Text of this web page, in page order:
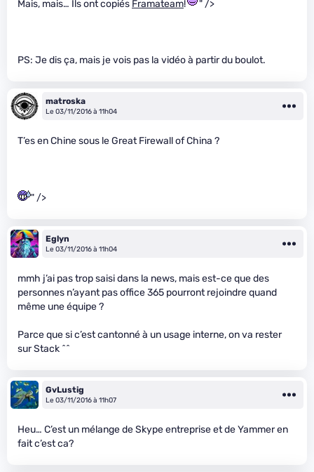
Mais, mais… Ils ont copiés Framateam! " />
PS: Je dis ça, mais je vois pas la vidéo à partir du boulot.
matroska
Le 03/11/2016 à 11h04
T’es en Chine sous le Great Firewall of China ?
" />
Eglyn
Le 03/11/2016 à 11h04
mmh j’ai pas trop saisi dans la news, mais est-ce que des
personnes n’ayant pas office 365 pourront rejoindre quand
même une équipe ?
Parce que si c’est cantonné à un usage interne, on va rester
sur Stack ^^
GvLustig
Le 03/11/2016 à 11h07
Heu… C’est un mélange de Skype entreprise et de Yammer en
fait c’est ca?